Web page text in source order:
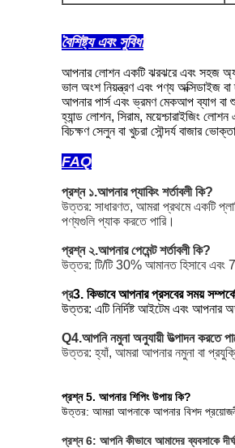
বৈশিষ্ট্য এবং সুবিধা
আপনার লোশন একটি ঝরঝরে এবং সহজ
ভাল অংশ নিয়ন্ত্রণ এবং পণ্য অক্সিডাইজ
আপনার পার্স এবং ভ্রমণ মেকআপ ব্যাগ বা
হ্যান্ড লোশন, সিরাম, ময়েশ্চারাইজিং
বিচক্ষণ সেলুন বা খুচরা সৌন্দর্য বাজার
FAQ
প্রশ্ন ১.আপনার প্যাকিং শর্তাবলী কি?
উত্তর: সাধারণত, আমরা প্রথমে একটি
পণ্যগুলি প্যাক করতে পারি।
প্রশ্ন ২.আপনার পেমেন্ট শর্তাবলী কি?
উত্তর: টি/টি 30% আমানত হিসাবে
প্র3. কিভাবে আপনার প্রসবের সময়
উত্তর: এটি নির্দিষ্ট আইটেম এবং আপনার
Q4.আপনি নমুনা অনুযায়ী উত্পাদন করতে
উত্তর: হ্যাঁ, আমরা আপনার নমুনা বা
প্রশ্ন 5. আপনার শিপিং উপায় কি?
উত্তর: আমরা আপনাকে আপনার বিশদ
প্রশ্ন 6: আপনি কীভাবে আমাদের ব্যবসাকে